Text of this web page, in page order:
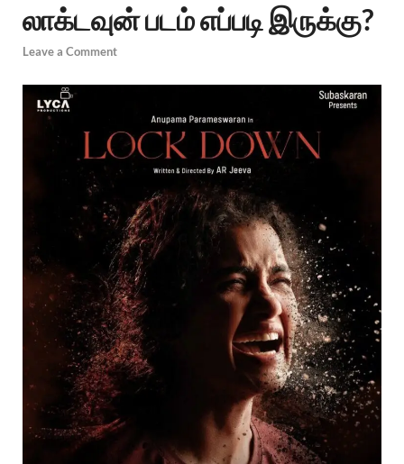
லாக்டவுன் படம் எப்படி இருக்கு?
Leave a Comment